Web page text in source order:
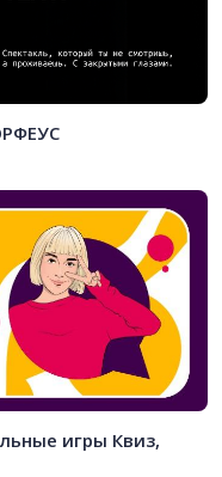
игры Квиз,